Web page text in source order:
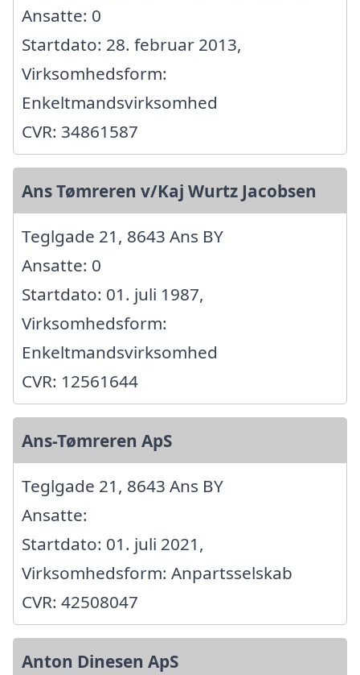
Ansatte: 0
Startdato: 28. februar 2013,
Virksomhedsform:
Enkeltmandsvirksomhed
CVR: 34861587
Ans Tømreren v/Kaj Wurtz Jacobsen
Teglgade 21, 8643 Ans BY
Ansatte: 0
Startdato: 01. juli 1987,
Virksomhedsform:
Enkeltmandsvirksomhed
CVR: 12561644
Ans-Tømreren ApS
Teglgade 21, 8643 Ans BY
Ansatte:
Startdato: 01. juli 2021,
Virksomhedsform: Anpartsselskab
CVR: 42508047
Anton Dinesen ApS